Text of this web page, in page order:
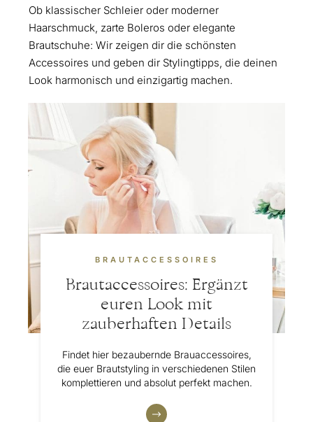
Ob klassischer Schleier oder moderner
Haarschmuck, zarte Boleros oder elegante
Brautschuhe: Wir zeigen dir die schönsten
Accessoires und geben dir Stylingtipps, die deinen
Look harmonisch und einzigartig machen.
BRAUTACCESSOIRES
Brautaccessoires: Ergänzt
euren Look mit
zauberhaften Details
Findet hier bezaubernde Brauaccessoires,
die euer Brautstyling in verschiedenen Stilen
komplettieren und absolut perfekt machen.